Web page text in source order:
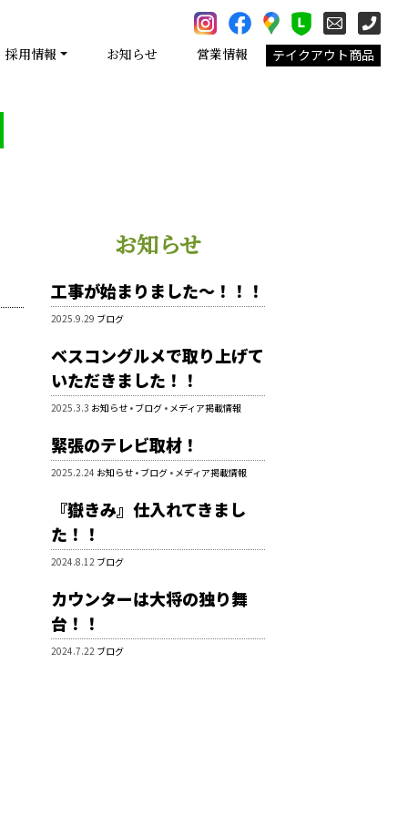
採用情報 お知らせ 営業情報 テイクアウト商品
お知らせ
工事が始まりました～！！！
2025.9.29 ブログ
ベスコングルメで取り上げて
いただきました！！
2025.3.3 お知らせ • ブログ • メディア掲載情報
緊張のテレビ取材！
2025.2.24 お知らせ • ブログ • メディア掲載情報
『嶽きみ』仕入れてきまし
た！！
2024.8.12 ブログ
カウンターは大将の独り舞
台！！
2024.7.22 ブログ